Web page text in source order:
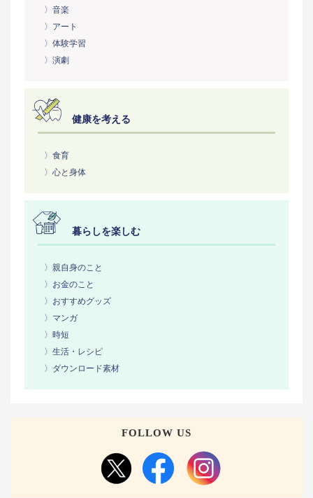
〉音楽
〉アート
〉体験学習
〉演劇
健康を考える
〉食育
〉心と身体
暮らしを楽しむ
〉親自身のこと
〉お金のこと
〉おすすめグッズ
〉マンガ
〉時短
〉生活・レシピ
〉ダウンロード素材
FOLLOW US